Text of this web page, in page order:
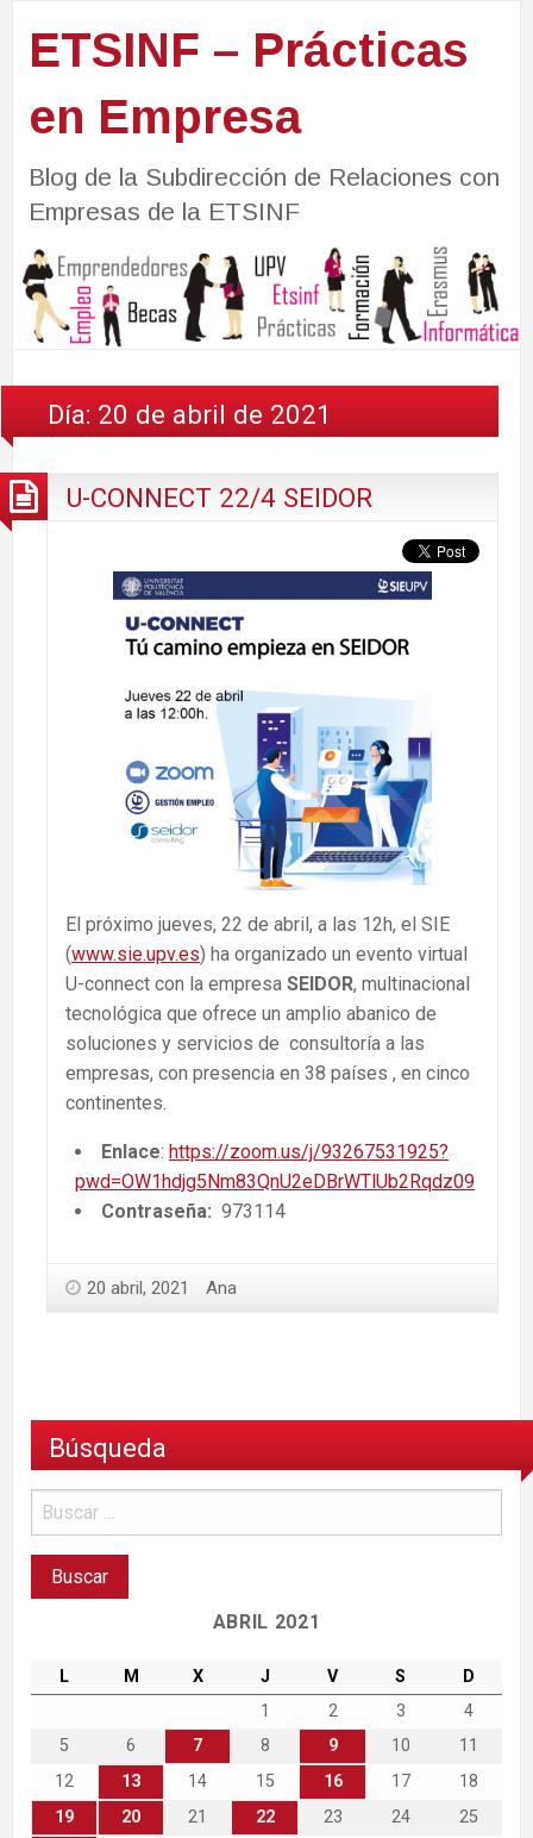
ETSINF – Prácticas
en Empresa
Blog de la Subdirección de Relaciones con
Empresas de la ETSINF
Día: 20 de abril de 2021
U-CONNECT 22/4 SEIDOR
El próximo jueves, 22 de abril, a las 12h, el SIE
(www.sie.upv.es) ha organizado un evento virtual
U-connect con la empresa SEIDOR, multinacional
tecnológica que ofrece un amplio abanico de
soluciones y servicios de consultoría a las
empresas, con presencia en 38 países , en cinco
continentes.
Enlace: https://zoom.us/j/93267531925?
pwd=OW1hdjg5Nm83QnU2eDBrWTlUb2Rqdz09
Contraseña: 973114
20 abril, 2021 Ana
Búsqueda
ABRIL 2021
L M X J V S
D
1
2 3
4
5
6 7 8 9 10
11
12
13 14 15 16 17
18
19
20 21 22 23 24
25